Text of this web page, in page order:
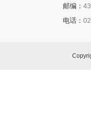
邮编：
电话：